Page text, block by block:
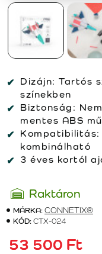
Dizájn: Tartós
színekben
Biztonság:
mentes ABS
Kompatibilitás:
kombinálható
3 éves kortól
Raktáron
MÁRKA:CONNETIX®
KÓD:CTX-024
53 500 Ft